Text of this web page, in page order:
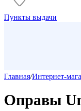
Пункты выдачи
Главная/Интернет-
Оправы